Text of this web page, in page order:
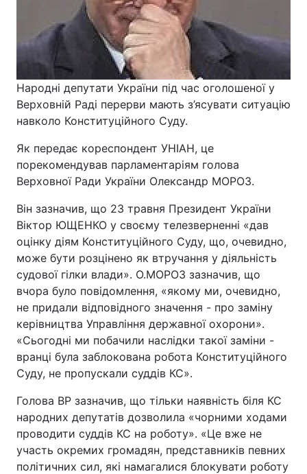
Народні депутати України під час оголошеної у
Верховній Раді перерви мають з’ясувати ситуацію
навколо Конституційного Суду.
Як передає кореспондент УНІАН, це
порекомендував парламентаріям голова
Верховної Ради України Олександр МОРОЗ.
Він зазначив, що 23 травня Президент України
Віктор ЮЩЕНКО у своєму телезверненні «дав
оцінку діям Конституційного Суду, що, очевидно,
може бути розцінено як втручання у діяльність
судової гілки влади». О.МОРОЗ зазначив, що
вчора було повідомлення, «якому ми, очевидно,
не придали відповідного значення - про заміну
керівництва Управління державної охорони».
«Сьогодні ми побачили наслідки такої заміни -
вранці була заблокована робота Конституційного
Суду, не пропускали суддів КС».
Голова ВР зазначив, що тільки наявність біля КС
народних депутатів дозволила «чорними ходами
проводити суддів КС на роботу». «Це вже не
участь окремих громадян, представників певних
політичних сил, які намагалися блокувати роботу